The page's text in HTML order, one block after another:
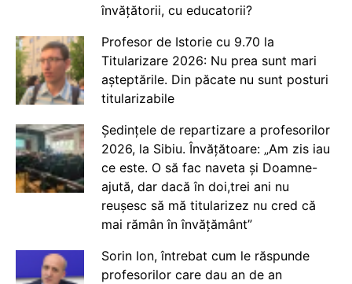
învățătorii, cu educatorii?
Profesor de Istorie cu 9.70 la
Titularizare 2026: Nu prea sunt mari
așteptările. Din păcate nu sunt posturi
titularizabile
Ședințele de repartizare a profesorilor
2026, la Sibiu. Învățătoare: „Am zis iau
ce este. O să fac naveta și Doamne-
ajută, dar dacă în doi,trei ani nu
reușesc să mă titularizez nu cred că
mai rămân în învățământ”
Sorin Ion, întrebat cum le răspunde
profesorilor care dau an de an